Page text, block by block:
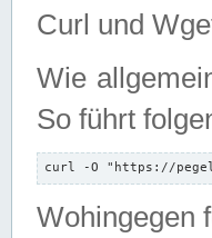
Curl und
Wie
So führt
curl -O "https://
Wohingegen